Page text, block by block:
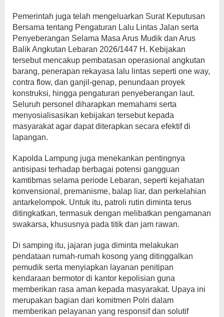
Pemerintah juga telah mengeluarkan Surat Keputusan
Bersama tentang Pengaturan Lalu Lintas Jalan serta
Penyeberangan Selama Masa Arus Mudik dan Arus
Balik Angkutan Lebaran 2026/1447 H. Kebijakan
tersebut mencakup pembatasan operasional angkutan
barang, penerapan rekayasa lalu lintas seperti one way,
contra flow, dan ganjil-genap, penundaan proyek
konstruksi, hingga pengaturan penyeberangan laut.
Seluruh personel diharapkan memahami serta
menyosialisasikan kebijakan tersebut kepada
masyarakat agar dapat diterapkan secara efektif di
lapangan.
Kapolda Lampung juga menekankan pentingnya
antisipasi terhadap berbagai potensi gangguan
kamtibmas selama periode Lebaran, seperti kejahatan
konvensional, premanisme, balap liar, dan perkelahian
antarkelompok. Untuk itu, patroli rutin diminta terus
ditingkatkan, termasuk dengan melibatkan pengamanan
swakarsa, khususnya pada titik dan jam rawan.
Di samping itu, jajaran juga diminta melakukan
pendataan rumah-rumah kosong yang ditinggalkan
pemudik serta menyiapkan layanan penitipan
kendaraan bermotor di kantor kepolisian guna
memberikan rasa aman kepada masyarakat. Upaya ini
merupakan bagian dari komitmen Polri dalam
memberikan pelayanan yang responsif dan solutif